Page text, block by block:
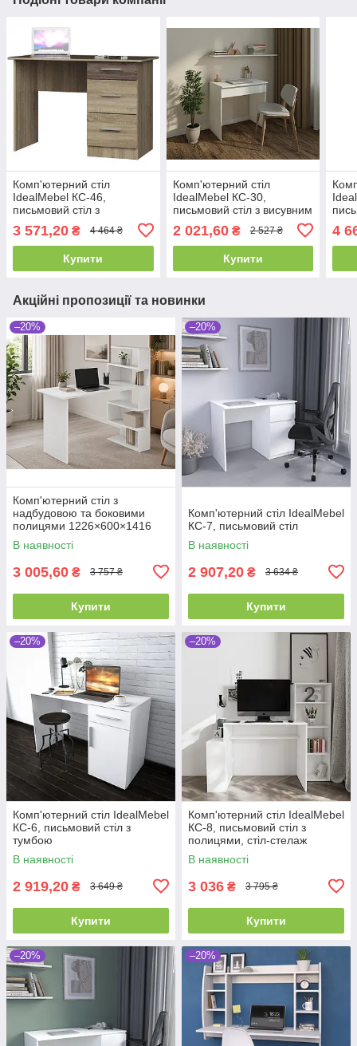
Комп'ютерний стіл
IdealMebel КС-46,
письмовий стіл з
3 571,20 ₴ 4 464 ₴
Купити
Комп'ютерний стіл
IdealMebel КС-30,
письмовий стіл з висувним
ящиком, туалетний столик
2 021,60₴ 2 527 ₴
Купити
4
Акційні пропозиції та новинки
–20%
Комп'ютерний стіл з
надбудовою та боковими
полицями 1226×600×1416
КС-1, письмовий стіл для
дому, офісу та навчання
В наявності
3 005,60 ₴ 3 757 ₴
Купити
–20%
Комп'ютерний стіл IdealMebel
КС-7, письмовий стіл
В наявності
2 907,20 ₴ 3 634 ₴
Купити
–20%
Комп'ютерний стіл IdealMebel
КС-6, письмовий стіл з
тумбою
В наявності
2 919,20 ₴ 3 649 ₴
Купити
–20%
Комп'ютерний стіл IdealMebel
КС-8, письмовий стіл з
полицями, стіл-стелаж
В наявності
3 036 ₴ 3 795 ₴
Купити
–20% –20%